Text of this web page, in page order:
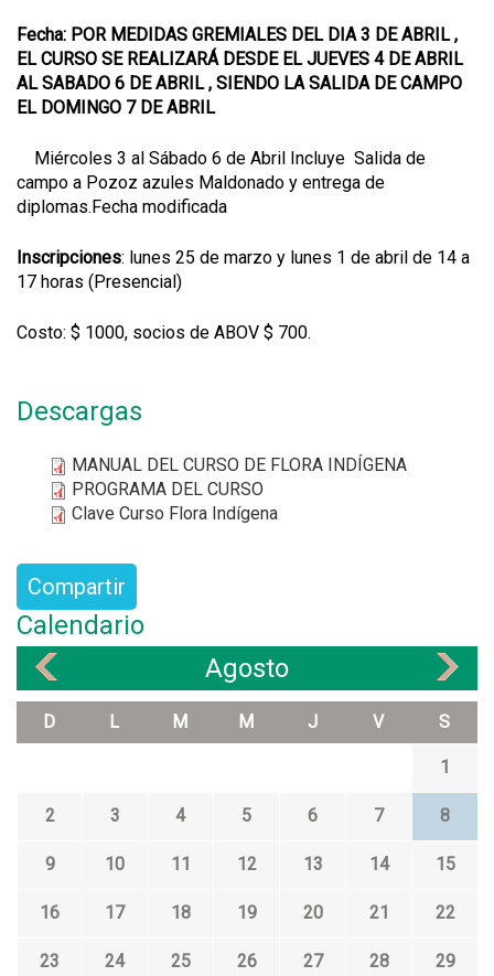
Fecha: POR MEDIDAS GREMIALES DEL DIA 3 DE ABRIL ,
EL CURSO SE REALIZARÁ DESDE EL JUEVES 4 DE ABRIL
AL SABADO 6 DE ABRIL , SIENDO LA SALIDA DE CAMPO
EL DOMINGO 7 DE ABRIL
Miércoles 3 al Sábado 6 de Abril Incluye Salida de
campo a Pozoz azules Maldonado y entrega de
diplomas.Fecha modificada
Inscripciones: lunes 25 de marzo y lunes 1 de abril de 14 a
17 horas (Presencial)
Costo: $ 1000, socios de ABOV $ 700.
Descargas
MANUAL DEL CURSO DE FLORA INDÍGENA
PROGRAMA DEL CURSO
Clave Curso Flora Indígena
Compartir
Calendario
Agosto
D L M M J V S
1
2 3 4 5 6 7 8
9 10 11 12 13 14 15
16 17 18 19 20 21 22
23 24 25 26 27 28 29